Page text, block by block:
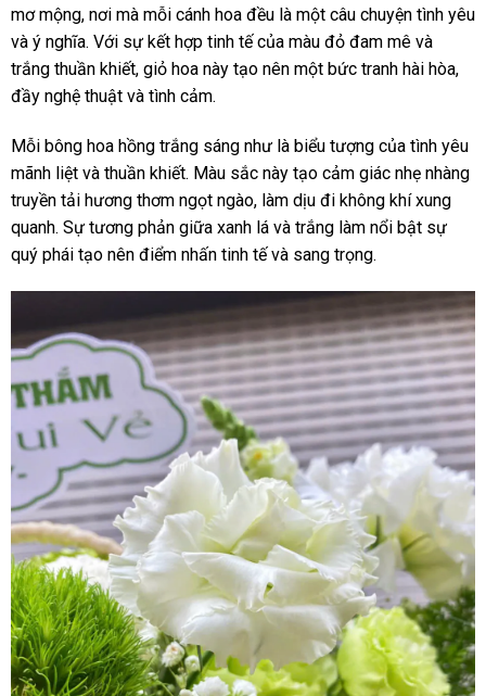
mơ mộng, nơi mà mỗi cánh hoa đều là một câu chuyện tình yêu
và ý nghĩa. Với sự kết hợp tinh tế của màu đỏ đam mê và
trắng thuần khiết, giỏ hoa này tạo nên một bức tranh hài hòa,
đầy nghệ thuật và tình cảm.
Mỗi bông hoa hồng trắng sáng như là biểu tượng của tình yêu
mãnh liệt và thuần khiết. Màu sắc này tạo cảm giác nhẹ nhàng
truyền tải hương thơm ngọt ngào, làm dịu đi không khí xung
quanh. Sự tương phản giữa xanh lá và trắng làm nổi bật sự
quý phái tạo nên điểm nhấn tinh tế và sang trọng.